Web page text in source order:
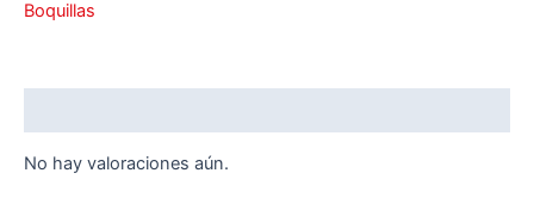
Boquillas
No hay valoraciones aún.